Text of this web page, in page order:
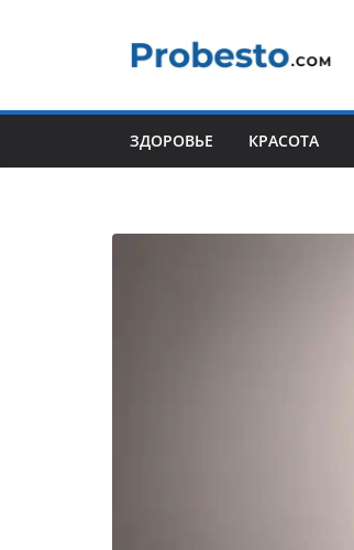
содержимому
ЗДОРОВЬЕ КРАСОТА